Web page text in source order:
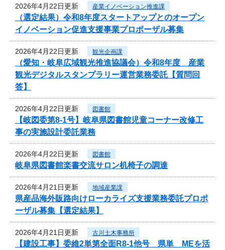
2026年4月22日更新 産業イノベーション推進課
（選定結果）令和8年度スタートアップとのオープン
イノベーション促進支援事業プロポーザル募集
2026年4月22日更新 観光企画課
（愛知・岐阜広域観光推進協議会）令和8年度 産業
観光デジタルスタンプラリー運営業務委託【質問回
答】
2026年4月22日更新 図書館
【岐図委第8-1号】岐阜県図書館児童コーナー改修工
事の実施設計委託業務
2026年4月22日更新 図書館
岐阜県図書館楽書交流サロン机椅子の調達
2026年4月21日更新 地域産業課
県産品海外販路向けローカライズ支援業務委託プロポ
ーザル募集【選定結果】
2026年4月21日更新 古川土木事務所
【建設工事】委維2単第全面R8-1他号 県単 MEを活